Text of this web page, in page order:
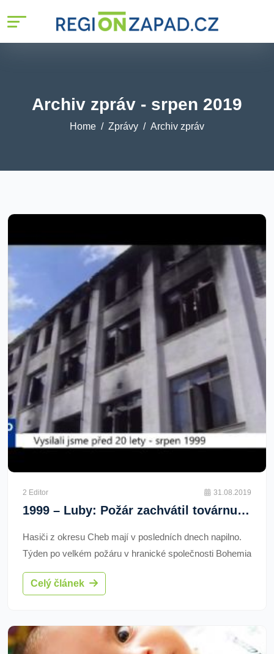
Archiv zpráv - srpen 2019
Home Zprávy Archiv zpráv
2 Editor 31.08.2019
1999 – Luby: Požár zachvátil továrnu na modely (TV Západ)
Hasiči z okresu Cheb mají v posledních dnech napilno.
Týden po velkém požáru v hranické společnosti Bohemia
Flakony museli opět zasahovat. V pátek 27. srpna
zachvátily plameny továrnu na výrobu plastových
Celý článek